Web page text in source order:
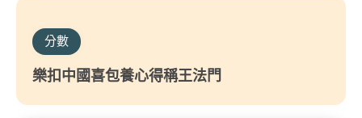
分數
樂扣中國喜包養心得稱王法門